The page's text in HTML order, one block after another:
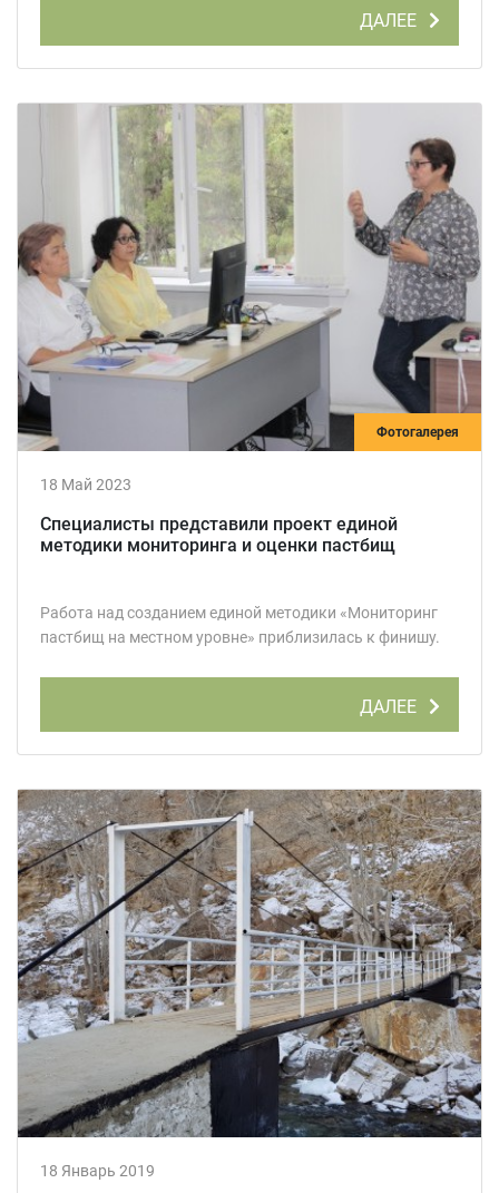
ДАЛЕЕ
Фотогалерея
18 Май 2023
Специалисты представили проект единой
методики мониторинга и оценки пастбищ
Работа над созданием единой методики «Мониторинг
пастбищ на местном уровне» приблизилась к финишу.
ДАЛЕЕ
18 Январь 2019